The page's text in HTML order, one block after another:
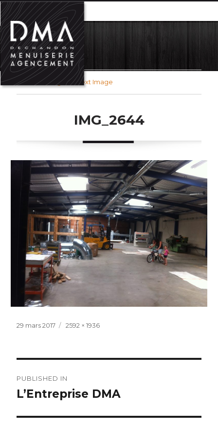
MENU
Previous Image Next Image
IMG_2644
Posted
29 mars 2017
Full
2592 × 1936
de
PUBLISHED IN
L’Entreprise DMA